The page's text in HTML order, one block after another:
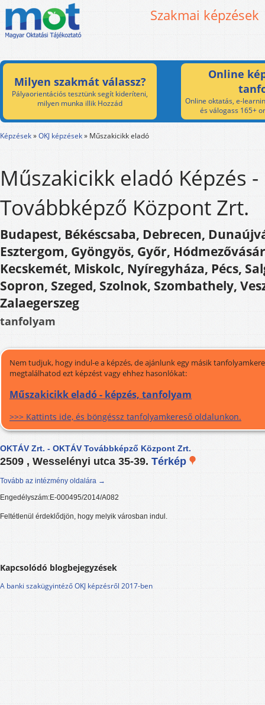
Szakmai képzések
Milyen szakmát válassz?
Pályaorientációs tesztünk segít kideríteni,
milyen munka illik Hozzád
Online
Online oktatás, e-
és válogass 165+
Képzések»OKJ képzések» Műszakicikk eladó
Műszakicikk eladó Képzés -
Továbbképző Központ Zrt.
Budapest, Békéscsaba, Debrecen,
Esztergom, Gyöngyös, Győr,
Kecskemét, Miskolc, Nyíregyháza, Pécs,
Sopron, Szeged, Szolnok, Szombathely,
Zalaegerszeg
tanfolyam
Nem tudjuk, hogy indul-e a képzés, de ajánlunk egy másik
megtalálhatod ezt képzést vagy ehhez hasonlókat:
Műszakicikk eladó - képzés, tanfolyam
>>> Kattints ide, és böngéssz tanfolyamkereső oldalunkon.
OKTÁV Zrt. - OKTÁV Továbbképző Központ Zrt.
2509 , Wesselényi utca 35-39. Térkép
Tovább az intézmény oldalára →
Engedélyszám:E-000495/2014/A082
Feltétlenül érdeklődjön, hogy melyik városban indul.
Kapcsolódó blogbejegyzések
A banki szakügyintéző OKJ képzésről 2017-ben